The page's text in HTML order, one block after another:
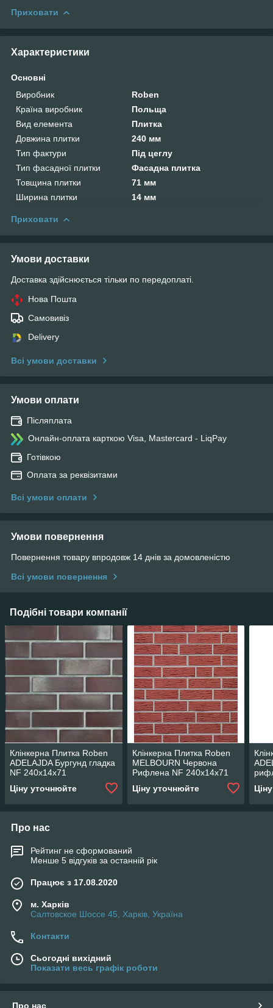
Приховати
Характеристики
Основні
Виробник
Roben
Країна виробник
Польща
Вид елемента
Плитка
Довжина плитки
240 мм
Тип фактури
Під цеглу
Тип фасадної плитки
Фасадна плитка
Товщина плитки
71 мм
Ширина плитки
14 мм
Приховати
Умови доставки
Доставка здійснюється тільки по передоплаті.
Нова Пошта
Самовивіз
Delivery
Всі умови доставки
Умови оплати
Післяплата
Онлайн-оплата карткою Visa, Mastercard - LiqPay
Готівкою
Оплата за реквізитами
Всі умови оплати
Умови повернення
Повернення товару впродовж 14 днів за домовленістю
Всі умови повернення
Подібні товари компанії
Клінкерна Плитка Roben
ADELAJDA Бургунд гладка
NF 240x14x71
Ціну уточнюйте
Клінкерна Плитка Roben
MELBOURN Червона
Рифлена NF 240x14x71
Ціну уточнюйте
Про нас
Рейтинг не сформований
Менше 5 відгуків за останній рік
Працює з 17.08.2020
м. Харків
Салтовское Шоссе 45, Харків, Україна
Контакти
Сьогодні вихідний
Показати весь графік роботи
Про нас